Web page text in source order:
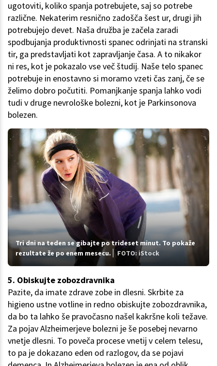
ugotoviti, koliko spanja potrebujete, saj so potrebe
različne. Nekaterim resnično zadošča šest ur, drugi jih
potrebujejo devet. Naša družba je začela zaradi
spodbujanja produktivnosti spanec odrinjati na stranski
tir, ga predstavljati kot zapravljanje časa. A to nikakor
ni res, kot je pokazalo vse več študij. Naše telo spanec
potrebuje in enostavno si moramo vzeti čas zanj, če se
želimo dobro počutiti. Pomanjkanje spanja lahko vodi
tudi v druge nevrološke bolezni, kot je Parkinsonova
bolezen.
Tri dni na teden se gibajte po trideset minut. To pokaže
rezultate že po enem mesecu.
FOTO: iStock
5. Obiskujte zobozdravnika
Pazite, da imate zdrave zobe in dlesni. Skrbite za
higieno ustne votline in redno obiskujte zobozdravnika,
da bo ta lahko še pravočasno našel kakršne koli težave.
Za pojav Alzheimerjeve bolezni je še posebej nevarno
vnetje dlesni. To poveča procese vnetij v celem telesu,
to pa je dokazano eden od razlogov, da se pojavi